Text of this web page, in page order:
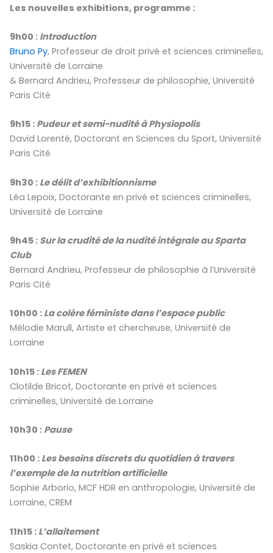
Les nouvelles exhibitions, programme :
9h00 : Introduction
Bruno Py, Professeur de droit privé et sciences criminelles,
Université de Lorraine
& Bernard Andrieu, Professeur de philosophie, Université
Paris Cité
9h15 : Pudeur et semi-nudité à Physiopolis
David Lorenté, Doctorant en Sciences du Sport, Université
Paris Cité
9h30 : Le délit d’exhibitionnisme
Léa Lepoix, Doctorante en privé et sciences criminelles,
Université de Lorraine
9h45 : Sur la crudité de la nudité intégrale au Sparta
Club
Bernard Andrieu, Professeur de philosophie à l’Université
Paris Cité
10h00 : La colère féministe dans l’espace public
Mélodie Marull, Artiste et chercheuse, Université de
Lorraine
10h15 : Les FEMEN
Clotilde Bricot, Doctorante en privé et sciences
criminelles, Université de Lorraine
10h30 : Pause
11h00 : Les besoins discrets du quotidien à travers
l’exemple de la nutrition artificielle
Sophie Arborio, MCF HDR en anthropologie, Université de
Lorraine, CREM
11h15 : L’allaitement
Saskia Contet, Doctorante en privé et sciences